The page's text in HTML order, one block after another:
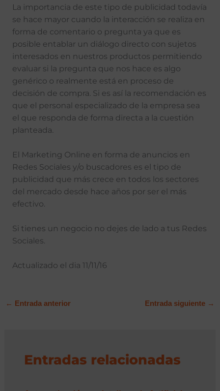
La importancia de este tipo de publicidad todavía
se hace mayor cuando la interacción se realiza en
forma de comentario o pregunta ya que es
posible entablar un diálogo directo con sujetos
interesados en nuestros productos permitiendo
evaluar si la pregunta que nos hace es algo
genérico o realmente está en proceso de
decisión de compra. Si es así la recomendación es
que el personal especializado de la empresa sea
el que responda de forma directa a la cuestión
planteada.
El Marketing Online en forma de anuncios en
Redes Sociales y/o buscadores es el tipo de
publicidad que más crece en todos los sectores
del mercado desde hace años por ser el más
efectivo.
Si tienes un negocio no dejes de lado a tus Redes
Sociales.
Actualizado el dia 11/11/16
← Entrada anterior Entrada siguiente →
Entradas relacionadas